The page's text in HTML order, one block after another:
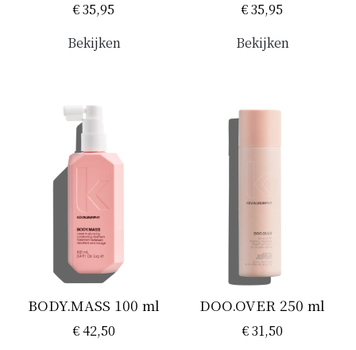
€ 35,95
Bekijken
€ 35,95
Bekijken
BODY.MASS 100 ml
€ 42,50
DOO.OVER 250 ml
€ 31,50